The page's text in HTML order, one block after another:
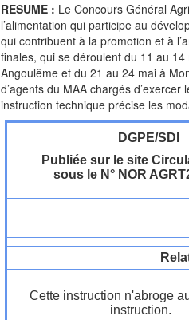
RESUME : Le Concours Général
l’alimentation qui participe au
qui contribuent à la promotion et à
finales, qui se déroulent du 11 au
Angoulême et du 21 au 24 mai à
d’agents du MAA chargés
instruction technique précise les
DGPE/SDI
Publiée sur le site
sous le N° NOR
Cette instruction n'abroge
instruction.